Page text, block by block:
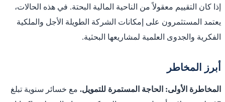
إذا كان التقييم معقولاً من الناحية المالية البحتة. في هذه الحالات،
يعتمد المستثمرون على إمكانات الشركة الطويلة الأجل والملكية
الفكرية والجدوى العلمية لمشاريعها البحثية.
أبرز المخاطر
المخاطرة الأولى: الحاجة المستمرة للتمويل. مع خسائر سنوية تبلغ